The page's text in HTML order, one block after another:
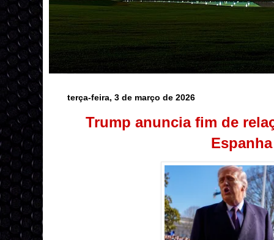
terça-feira, 3 de março de 2026
Trump anuncia fim de
Espanha